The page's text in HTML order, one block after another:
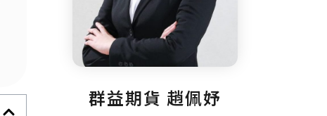
群益期貨 趙佩妤